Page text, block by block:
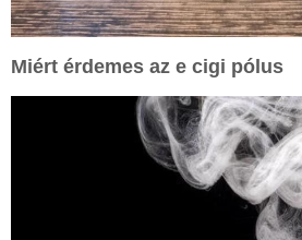
Miért érdemes az e cigi pólus